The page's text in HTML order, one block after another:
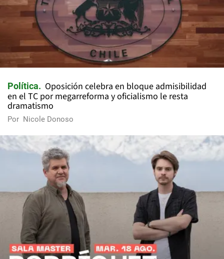
Política
Oposición celebra en bloque admisibilidad
en el TC por megarreforma y oficialismo le resta
dramatismo
Por Nicole Donoso